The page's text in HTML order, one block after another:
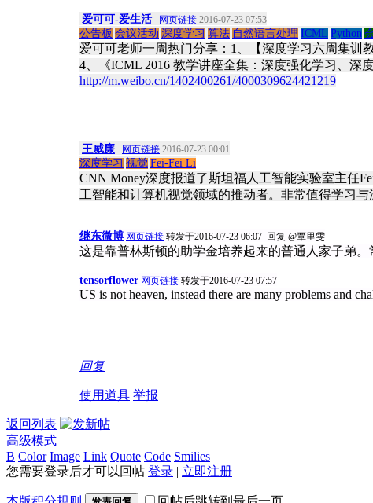
爱可可-爱生活 网页链接 2016-07-23 07:53
公告板 会议活动 深度学习 算法 自然语言处理 ICML Python
爱可可老师一周热门分享：1、【深度学习六周集训
4、《ICML 2016 教学讲座全集：深度强化学习、深
http://m.weibo.cn/1402400261/4000309624421219
王威廉 网页链接 2016-07-23 00:01
深度学习 视觉 Fei-Fei Li
CNN Money深度报道了斯坦福人工智能实验室主任
工智能和计算机视觉领域的推动者。非常值得学习与
继东微博 网页链接 转发于2016-07-23 06:07 回复 @覃里雯
这是靠普林斯顿的助学金培养起来的普通人家子弟
tensorflower 网页链接 转发于2016-07-23 07:57
US is not heaven, instead there are many problems and
回复
使用道具 举报
返回列表
高级模式
B Color Image Link Quote Code Smilies
您需要登录后才可以回帖 登录 | 立即注册